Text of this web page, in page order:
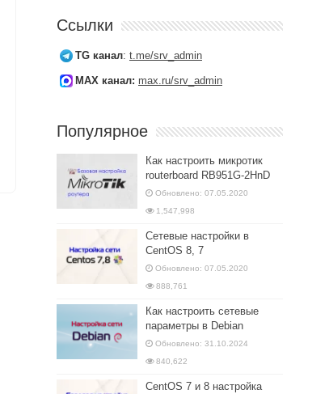
Ссылки
TG канал: t.me/srv_admin
MAX канал: max.ru/srv_admin
Популярное
Как настроить микротик
routerboard RB951G-2HnD
Обновлено: 07.05.2020
1,547,998
Сетевые настройки в
CentOS 8, 7
Обновлено: 07.05.2020
888,761
Как настроить сетевые
параметры в Debian
Обновлено: 31.10.2024
840,622
CentOS 7 и 8 настройка